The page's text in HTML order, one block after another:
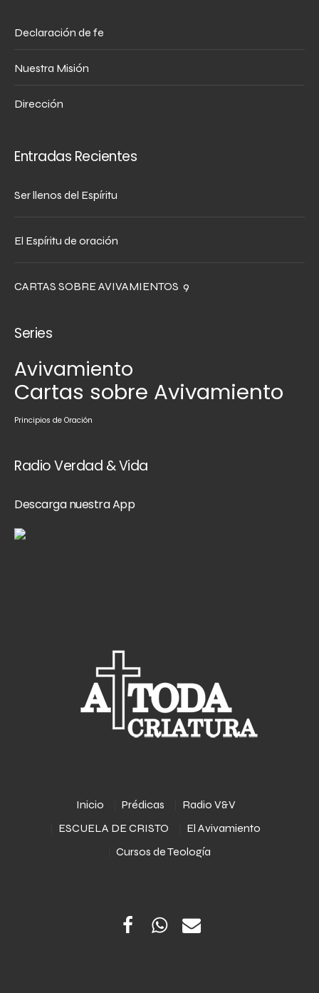
Declaración de fe
Nuestra Misión
Dirección
Entradas Recientes
Ser llenos del Espíritu
El Espíritu de oración
CARTAS SOBRE AVIVAMIENTOS 9
Series
Avivamiento
Cartas sobre Avivamiento
Principios de Oración
Radio Verdad & Vida
Descarga nuestra App
Inicio Prédicas
Radio V&V
ESCUELA DE CRISTO
El Avivamiento
Cursos de Teología